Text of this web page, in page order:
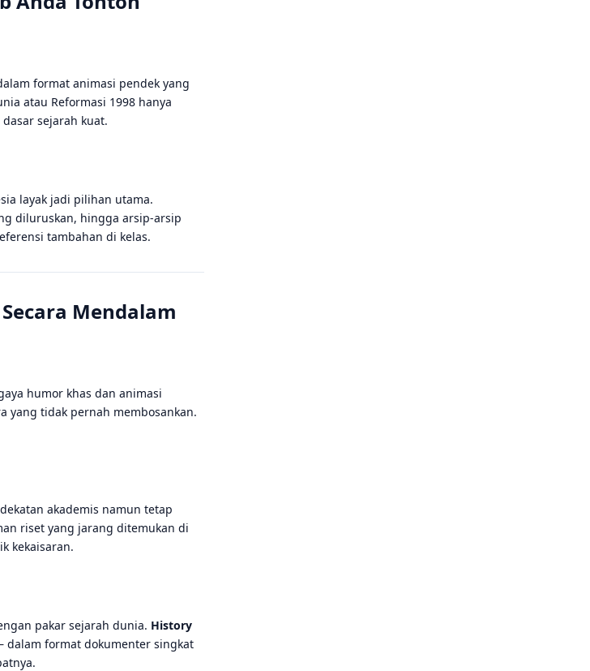
format animasi pendek yang
atau Reformasi 1998 hanya
sejarah kuat.
layak jadi pilihan utama.
diluruskan, hingga arsip-arsip
tambahan di kelas.
Mendalam
humor khas dan animasi
yang tidak pernah membosankan.
akademis namun tetap
riset yang jarang ditemukan di
kekaisaran.
pakar sejarah dunia. History
dalam format dokumenter singkat